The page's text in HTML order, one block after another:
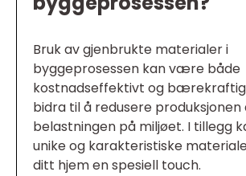
Bruk av gjenbrukte materialer i
byggeprosessen kan være både
kostnadseffektivt og
bidra til å redusere produksjonen
belastningen på miljøet. I tillegg
unike og karakteristiske
ditt hjem en spesiell touch.